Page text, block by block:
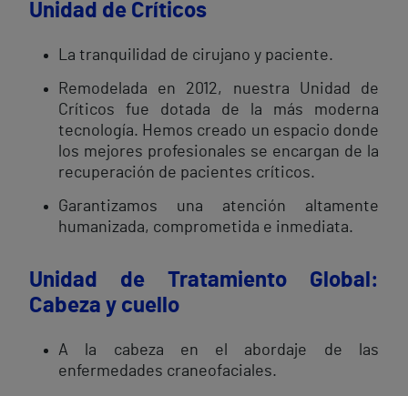
Unidad de Críticos
La tranquilidad de cirujano y paciente.
Remodelada en 2012, nuestra Unidad de
Críticos fue dotada de la más moderna
tecnología. Hemos creado un espacio donde
los mejores profesionales se encargan de la
recuperación de pacientes críticos.
Garantizamos una atención altamente
humanizada, comprometida e inmediata.
Unidad de Tratamiento Global:
Cabeza y cuello
A la cabeza en el abordaje de las
enfermedades craneofaciales.